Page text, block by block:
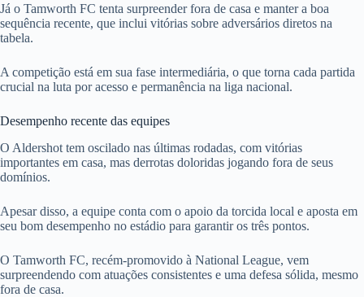
Já o Tamworth FC tenta surpreender fora de casa e manter a boa
sequência recente, que inclui vitórias sobre adversários diretos na
tabela.
A competição está em sua fase intermediária, o que torna cada partida
crucial na luta por acesso e permanência na liga nacional.
Desempenho recente das equipes
O Aldershot tem oscilado nas últimas rodadas, com vitórias
importantes em casa, mas derrotas doloridas jogando fora de seus
domínios.
Apesar disso, a equipe conta com o apoio da torcida local e aposta em
seu bom desempenho no estádio para garantir os três pontos.
O Tamworth FC, recém-promovido à National League, vem
surpreendendo com atuações consistentes e uma defesa sólida, mesmo
fora de casa.